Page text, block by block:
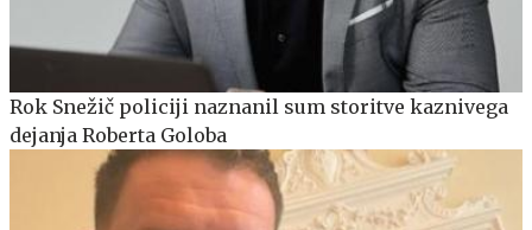
Rok Snežič policiji naznanil sum storitve kaznivega
dejanja Roberta Goloba